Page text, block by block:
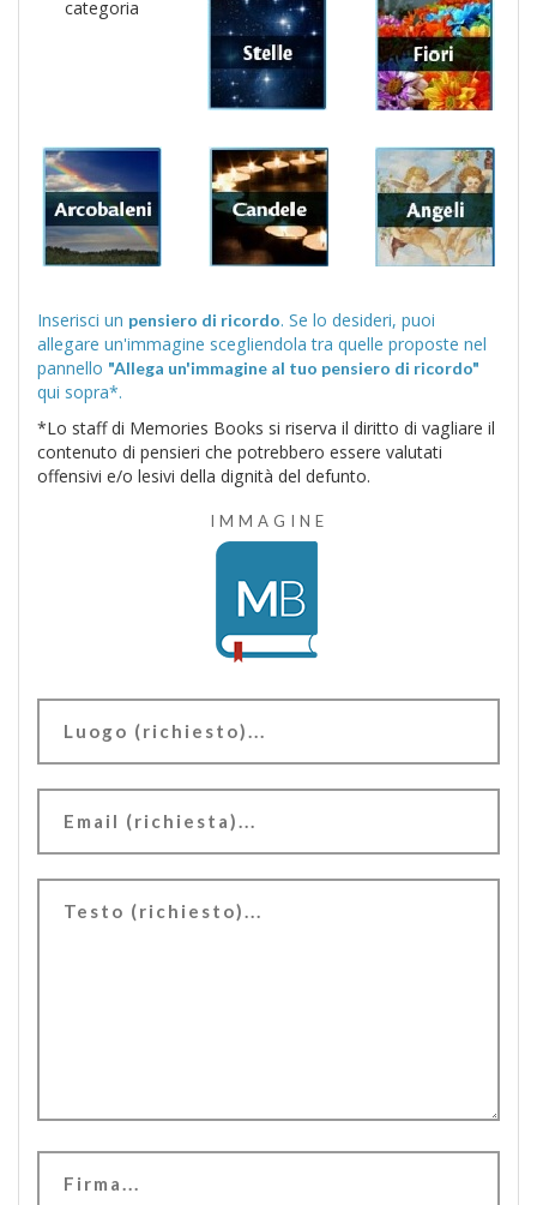
categoria
Inserisci un pensiero di ricordo. Se lo desideri, puoi
allegare un'immagine scegliendola tra quelle proposte nel
pannello "Allega un'immagine al tuo pensiero di ricordo"
qui sopra*.
*Lo staff di Memories Books si riserva il diritto di vagliare il
contenuto di pensieri che potrebbero essere valutati
offensivi e/o lesivi della dignità del defunto.
IMMAGINE